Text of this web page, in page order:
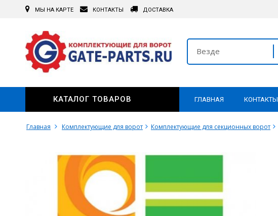
МЫ НА КАРТЕ КОНТАКТЫ ДОСТАВКА
Везде
ГЛАВНАЯ КОНТАКТЫ
КАТАЛОГ ТОВАРОВ
Главная Комплектующие для ворот Комплектующие для секционных ворот